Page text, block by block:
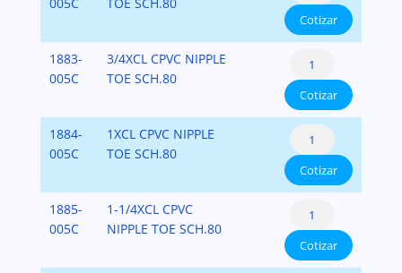
SCH.80
cantidad
005C
TOE SCH.80
80
Nipples
CPVC
SCH.80
cantidad
Cotizar
1883-
005C
3/4XCL CPVC NIPPLE
TOE SCH.80
CPVC
Schedule
80
Nipples
CPVC
SCH.80
cantidad
Cotizar
1884-
005C
1XCL CPVC NIPPLE
TOE SCH.80
CPVC
Schedule
80
Nipples
CPVC
SCH.80
cantidad
Cotizar
1885-
005C
1-1/4XCL CPVC
NIPPLE TOE SCH.80
CPVC
Schedule
80
Nipples
Cotizar